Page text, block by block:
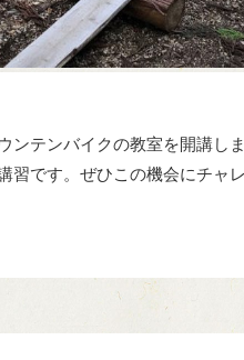
ンテンバイクの教室を開講し
習です。ぜひこの機会にチャ